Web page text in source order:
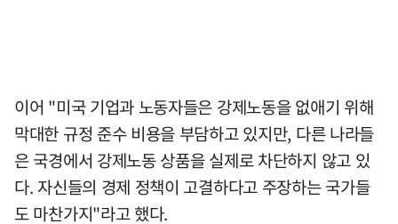
이어 "미국 기업과 노동자들은 강제노동을 없애기 위해
막대한 규정 준수 비용을 부담하고 있지만, 다른 나라들
은 국경에서 강제노동 상품을 실제로 차단하지 않고 있
다. 자신들의 경제 정책이 고결하다고 주장하는 국가들
도 마찬가지"라고 했다.